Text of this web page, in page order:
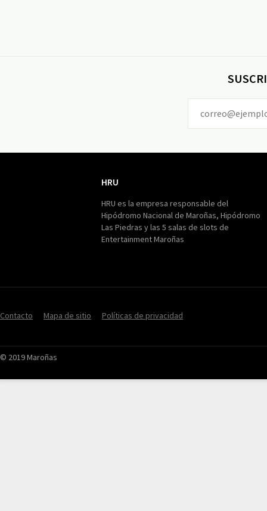
HRU
HRU es la empresa responsable del
Hipódromo Nacional de Maroñas, Hipódromo
Las Piedras y las 5 salas de slots de
Entertainment Maroñas
Contacto Mapa de sitio Políticas de privacidad
© 2019 Maroñas